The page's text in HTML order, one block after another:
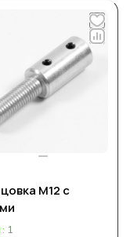
М12 с
: 1